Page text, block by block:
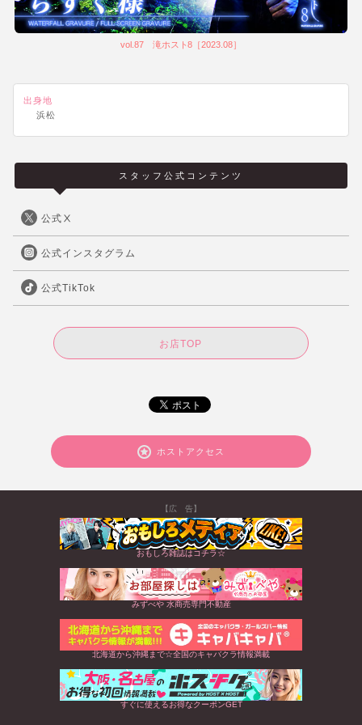
vol.87 滝ホスト8［2023.08］
出身地
浜松
スタッフ公式コンテンツ
公式Ⅹ
公式インスタグラム
公式TikTok
お店TOP
ホストアクセス
【広 告】
おもしろ雑誌はコチラ☆
みずべや 水商売専門不動産
北海道から沖縄まで☆全国のキャバクラ情報満載
すぐに使えるお得なクーポンGET